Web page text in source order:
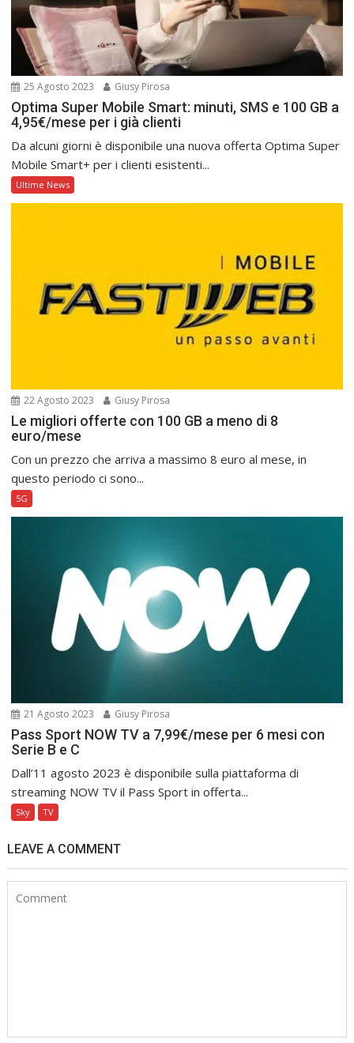
25 Agosto 2023 Giusy Pirosa
Optima Super Mobile Smart: minuti, SMS e 100 GB a
4,95€/mese per i già clienti
Da alcuni giorni è disponibile una nuova offerta Optima Super
Mobile Smart+ per i clienti esistenti...
Ultime News
22 Agosto 2023 Giusy Pirosa
Le migliori offerte con 100 GB a meno di 8
euro/mese
Con un prezzo che arriva a massimo 8 euro al mese, in
questo periodo ci sono...
5G
21 Agosto 2023 Giusy Pirosa
Pass Sport NOW TV a 7,99€/mese per 6 mesi con
Serie B e C
Dall’11 agosto 2023 è disponibile sulla piattaforma di
streaming NOW TV il Pass Sport in offerta...
Sky TV
LEAVE A COMMENT